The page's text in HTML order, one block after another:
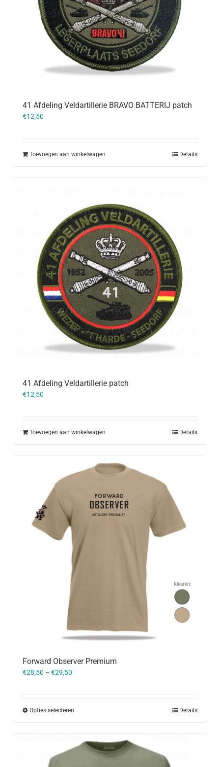
41 Afdeling Veldartillerie BRAVO BATTERIJ patch
€12,50
Toevoegen aan winkelwagen Details
41 Afdeling Veldartillerie patch
€12,50
Toevoegen aan winkelwagen Details
Forward Observer Premium
€28,50 – €29,50
Opties selecteren Details